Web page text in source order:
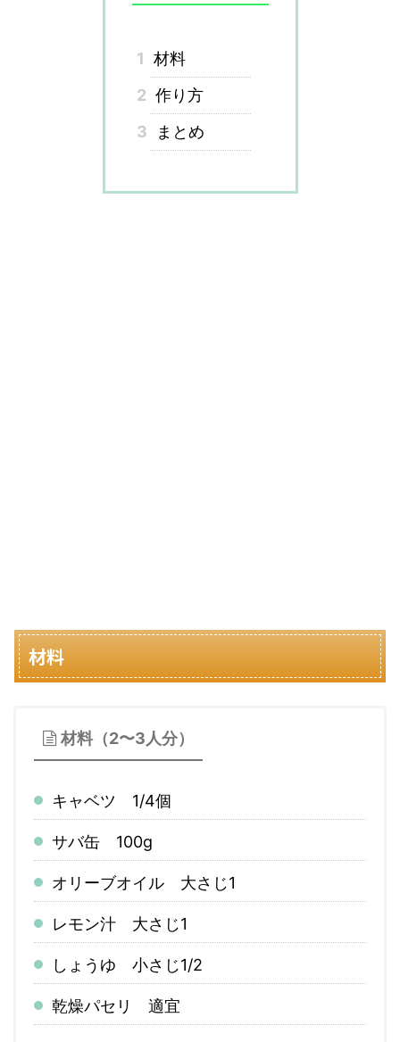
1 材料
2 作り方
3
まとめ
材料
材料（2〜3人分）
キャベツ 1/4個
サバ缶 100g
オリーブオイル 大さじ1
レモン汁 大さじ1
しょうゆ 小さじ1/2
乾燥パセリ 適宜